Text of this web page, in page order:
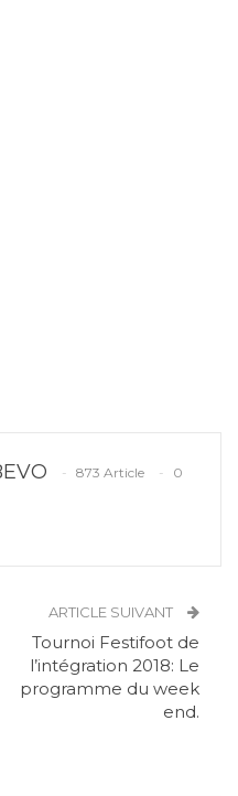
873 Article
0
ARTICLE SUIVANT
Tournoi Festifoot de
l’intégration 2018: Le
programme du week
end.